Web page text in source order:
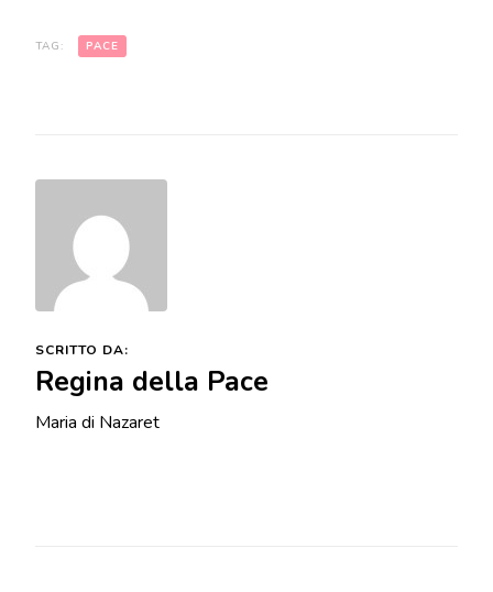
Nella natura cercate Dio
TAG: PACE
SCRITTO DA:
Regina della Pace
Maria di Nazaret